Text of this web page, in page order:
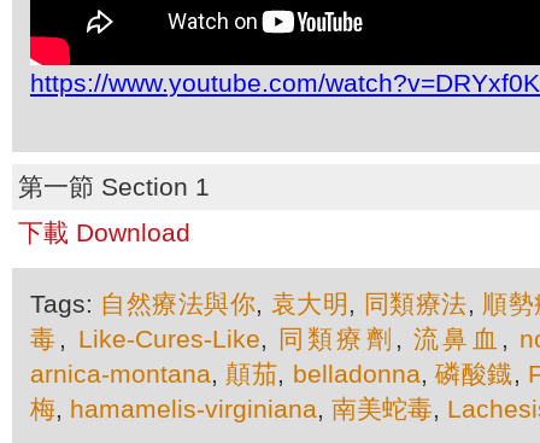
https://www.youtube.com/
第一節 Section 1
下載 Download
Tags: 自然療法與你, 袁大明 , 同類療法, 順
毒 , Like-Cures-Like, 同類療劑 , 流鼻血 ,
arnica-montana,顛茄, belladonna,磷酸鐡,
梅, hamamelis-virginiana, 南美蛇毒,